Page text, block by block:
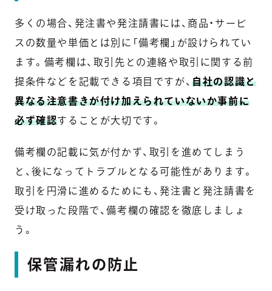
多くの場合、発注書や発注請書には、商品・サービ
スの数量や単価とは別に「備考欄」が設けられてい
ます。備考欄は、取引先との連絡や取引に関する前
提条件などを記載できる項目ですが、自社の認識と
異なる注意書きが付け加えられていないか事前に
必ず確認することが大切です。
備考欄の記載に気が付かず、取引を進めてしまう
と、後になってトラブルとなる可能性があります。
取引を円滑に進めるためにも、発注書と発注請書を
受け取った段階で、備考欄の確認を徹底しましょ
う。
保管漏れの防止